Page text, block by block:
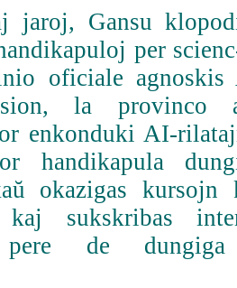
jaroj, Gansu
per
oficiale
la provinco
enkonduki AI-
handikapula
okazigas
sukskribas
pere de